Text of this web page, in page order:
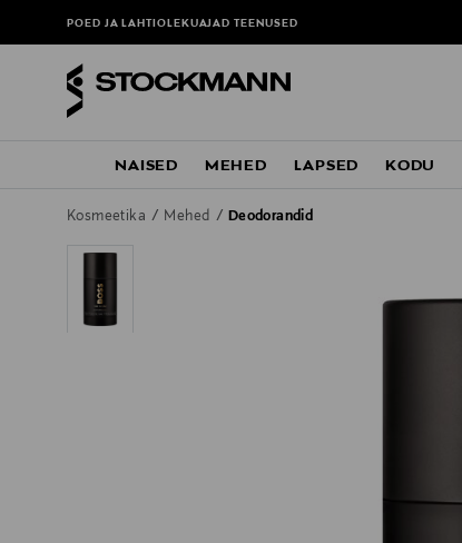
POED JA LAHTIOLEKUAJADTEENUSED
NAISED MEHED LAPSED KODU
Kosmeetika Mehed Deodorandid